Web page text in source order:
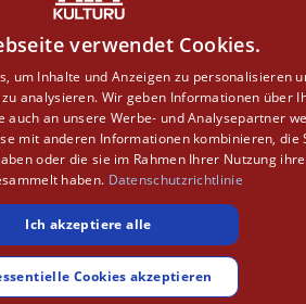
verwendet Cookies.
um Inhalte und Anzeigen zu personalisieren
analysieren. Wir geben Informationen über
auch an unsere Werbe- und Analysepartner
mit anderen Informationen kombinieren, die
oder die sie im Rahmen Ihrer Nutzung
haben. Datenschutzrichtlinie
Ich akzeptiere alle
Cookies akzeptieren